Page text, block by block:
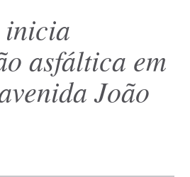
asfáltica em
João